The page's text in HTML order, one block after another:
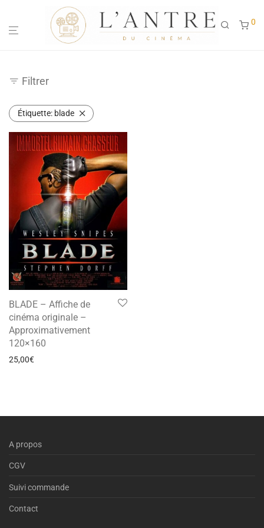
0
Filtrer
Étiquette: blade
BLADE – Affiche de
cinéma originale –
Approximativement
120×160
25,00€
A propos
CGV
Suivi commande
Contact